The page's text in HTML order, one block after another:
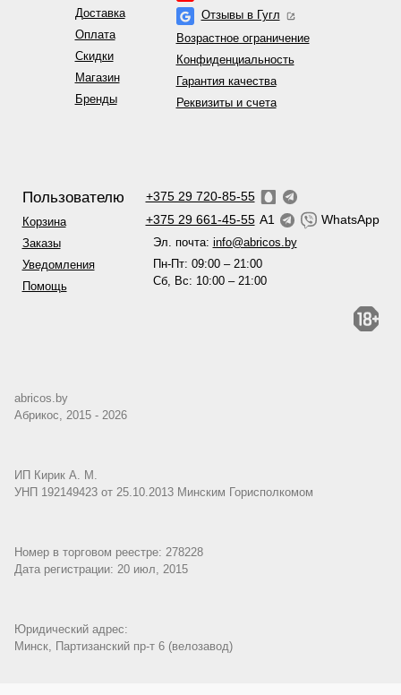
Доставка
Оплата
Скидки
Магазин
Бренды
Отзывы в Гугл
Возрастное ограничение
Конфиденциальность
Гарантия качества
Реквизиты и счета
Пользователю
Корзина
Заказы
Уведомления
Помощь
+375 29 720-85-55
+375 29 661-45-55 A1 WhatsApp
Эл. почта: info@abricos.by
Пн-Пт: 09:00 – 21:00
Сб, Вс: 10:00 – 21:00
abricos.by
Абрикос, 2015 - 2026
ИП Кирик А. М.
УНП 192149423 от 25.10.2013 Минским Горисполкомом
Номер в торговом реестре: 278228
Дата регистрации: 20 июл, 2015
Юридический адрес:
Минск, Партизанский пр-т 6 (велозавод)